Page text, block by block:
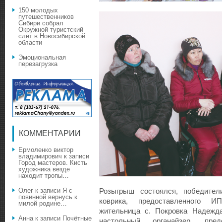
Розыгрыш состоялся,
коврика,
жительница с. Покровка
150 молодых
путешественников
Сибири собрал
Окружной туристский
слет в Новосибирской
области
Эмоциональная
перезагрузка
КОММЕНТАРИИ
Ермоленко виктор
владимирович к записи
Город мастеров. Кисть
художника везде
находит тропы…
Олег к записи Я с
повинной вернусь к
милой родине…
Аннак записи Почётные